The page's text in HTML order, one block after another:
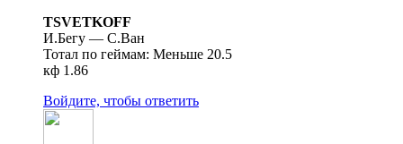
TSVETKOFF
И.Бегу — С.Ван
Тотал по геймам: Меньше 20.5
кф 1.86
Войдите, чтобы ответить